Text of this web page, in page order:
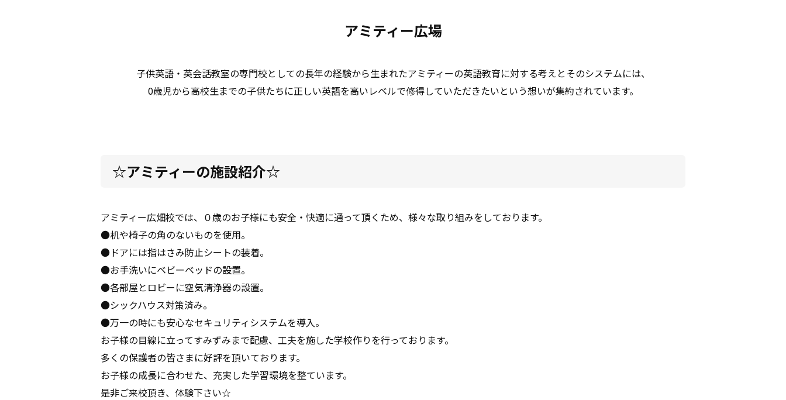
アミティー広場
子供英語・英会話教室の専門校としての長年の経験から生まれたアミティーの英語教育に対する考えとそのシステムには、
0歳児から高校生までの子供たちに正しい英語を高いレベルで修得していただきたいという想いが集約されています。
☆アミティーの施設紹介☆
アミティー広畑校では、０歳のお子様にも安全・快適に通って頂くため、様々な取り組みをしております。
●机や椅子の角のないものを使用。
●ドアには指はさみ防止シートの装着。
●お手洗いにベビーベッドの設置。
●各部屋とロビーに空気清浄器の設置。
●シックハウス対策済み。
●万一の時にも安心なセキュリティシステムを導入。
お子様の目線に立ってすみずみまで配慮、工夫を施した学校作りを行っております。
多くの保護者の皆さまに好評を頂いております。
お子様の成長に合わせた、充実した学習環境を整ています。
是非ご来校頂き、体験下さい☆